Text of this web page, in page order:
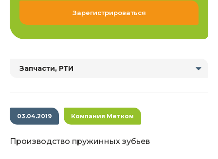
Зарегистрироваться
Запчасти, РТИ
03.04.2019 Компания Метком
Производство пружинных зубьев